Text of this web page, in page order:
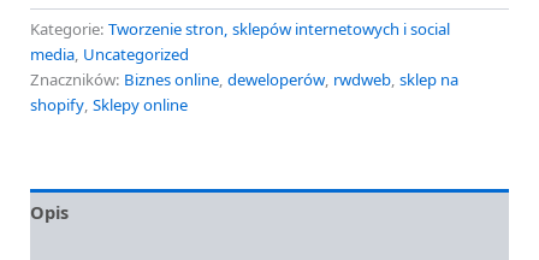
Kategorie: Tworzenie stron, sklepów internetowych i social
media, Uncategorized
Znaczników: Biznes online, deweloperów, rwdweb, sklep na
shopify, Sklepy online
Opis